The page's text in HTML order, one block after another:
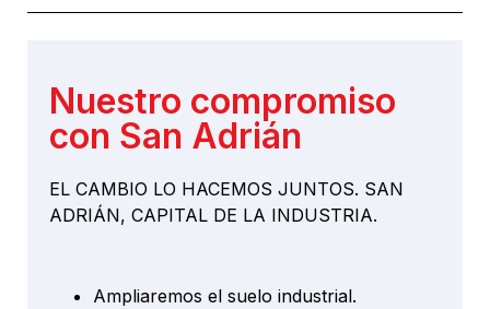
Nuestro compromiso
con San Adrián
EL CAMBIO LO HACEMOS JUNTOS. SAN
ADRIÁN, CAPITAL DE LA INDUSTRIA.
Ampliaremos el suelo industrial.